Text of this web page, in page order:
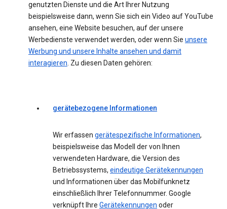
genutzten Dienste und die Art Ihrer Nutzung
beispielsweise dann, wenn Sie sich ein Video auf YouTube
ansehen, eine Website besuchen, auf der unsere
Werbedienste verwendet werden, oder wenn Sie unsere
Werbung und unsere Inhalte ansehen und damit
interagieren. Zu diesen Daten gehören:
gerätebezogene Informationen
Wir erfassen gerätespezifische Informationen,
beispielsweise das Modell der von Ihnen
verwendeten Hardware, die Version des
Betriebssystems, eindeutige Gerätekennungen
und Informationen über das Mobilfunknetz
einschließlich Ihrer Telefonnummer. Google
verknüpft Ihre Gerätekennungen oder